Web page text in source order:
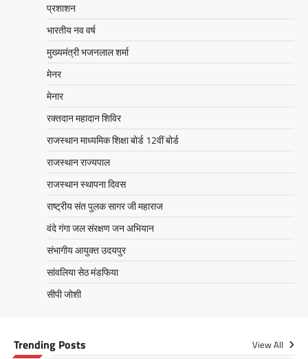
प्रशाशन
भारतीय नव वर्ष
मुख्यमंत्री भजनलाल शर्मा
मेनर
मेनार
रक्तदान महादान शिविर
राजस्थान माध्यमिक शिक्षा बोर्ड 12वीं बोर्ड
राजस्थान राज्यपाल
राजस्थान स्थापना दिवस
राष्ट्रीय संत पुलक सागर जी महाराज
वंदे गंगा जल संरक्षण जन अभियान
संभागीय आयुक्त उदयपुर
सांवलिया सेठ मंडफिया
सीपी जोशी
Trending Posts View All
का किया निरीक्षणसेवा शिविरों के माध्यम से
अंतिम व्यक्ति तक पहुंच रही
सरकारआमजन शिविरों का लें अधिकाधिक
लाभ, लोगों की समस्याओं का हर हाल में हो
समाधान, अधिकारी नहीं
Mewari Khabar June 17, 2026
उदयपुर जयपुर 17 जून। मुख्यमंत्री भजनलाल शर्मा ने
बुधवार को उदयपुर प्रवास के दौरान उदयपुर विकास
प्राधिकरण में आयोजित शहरी…
Facebook
EmailWhatsApp
Reddit
X
Share
सीपी जोशी
ग्राम रथ अभियान पहुंचा लकड़वास, सांसद
सीपी जोशी ने सुनी ग्रामीणों की समस्याएं